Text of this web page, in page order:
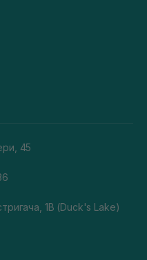
45
1В (Duck's Lake)